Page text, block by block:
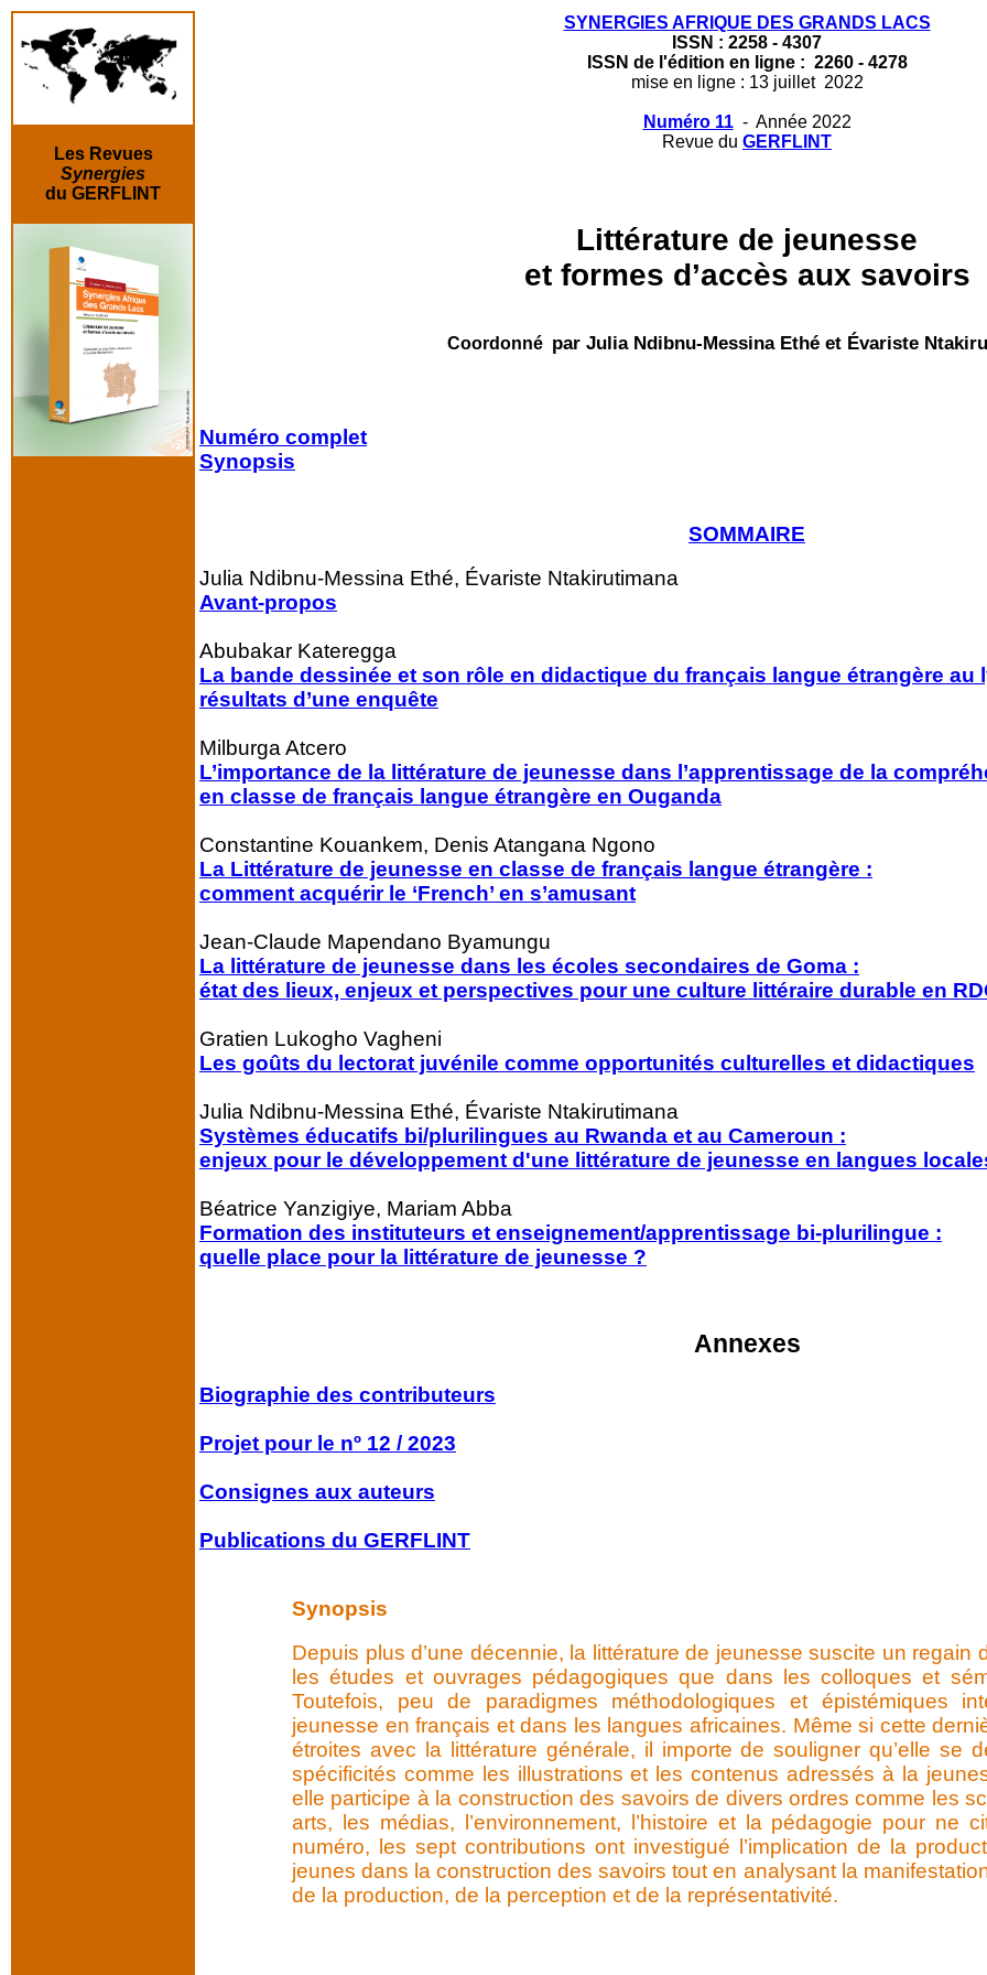
Les Revues
Synergies
du GERFLINT
SYNERGIES AFRIQUE DES GRANDS LACS
ISSN : 2258 - 4307
ISSN de l'édition en ligne : 2260 - 4278
mise en ligne : 13 juillet 2022
Numéro 11- Année 2022
Revue du GERFLINT
Littérature de jeunesse
et formes d’accès aux savoirs
Coordonné par Julia Ndibnu-Messina Ethé et Évariste
Numéro complet
Synopsis
SOMMAIRE
Julia Ndibnu-Messina Ethé, Évariste Ntakirutimana
Avant-propos
Abubakar Kateregga
La bande dessinée et son rôle en didactique du français langue étrangère au
résultats d’une enquête
Milburga Atcero
L’importance de la littérature de jeunesse dans l’apprentissage de la
en classe de français langue étrangère en Ouganda
Constantine Kouankem, Denis Atangana Ngono
La Littérature de jeunesse en classe de français langue étrangère :
comment acquérir le ‘French’ en s’amusant
Jean-Claude Mapendano Byamungu
La littérature de jeunesse dans les écoles secondaires de Goma :
état des lieux, enjeux et perspectives pour une culture littéraire durable en
Gratien Lukogho Vagheni
Les goûts du lectorat juvénile comme opportunités culturelles et didactiques
Julia Ndibnu-Messina Ethé, Évariste Ntakirutimana
Systèmes éducatifs bi/plurilingues au Rwanda et au Cameroun :
enjeux pour le développement d'une littérature de jeunesse en langues
Béatrice Yanzigiye, Mariam Abba
Formation des instituteurs et enseignement/apprentissage bi-plurilingue :
quelle place pour la littérature de jeunesse ?
Annexes
Biographie des contributeurs
Projet pour le nº 12 / 2023
Consignes aux auteurs
Publications du GERFLINT
Synopsis
Depuis plus d’une décennie, la littérature de jeunesse suscite un regain
les études et ouvrages pédagogiques que dans les colloques et
Toutefois, peu de paradigmes méthodologiques et épistémiques
jeunesse en français et dans les langues africaines. Même si cette
étroites avec la littérature générale, il importe de souligner qu’elle se
spécificités comme les illustrations et les contenus adressés à la
elle participe à la construction des savoirs de divers ordres comme les
arts, les médias, l’environnement, l’histoire et la pédagogie pour ne
numéro, les sept contributions ont investigué l’implication de la
jeunes dans la construction des savoirs tout en analysant la
de la production, de la perception et de la représentativité.